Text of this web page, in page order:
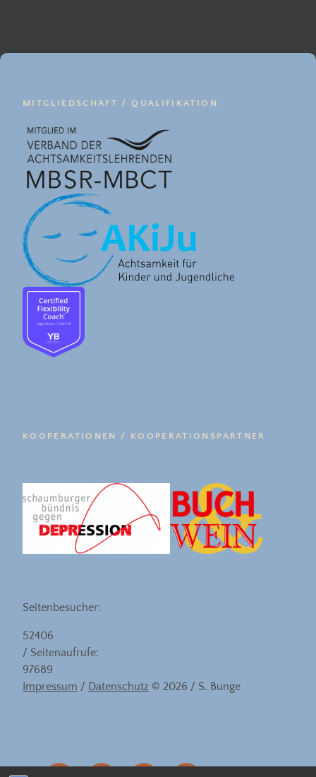
MITGLIEDSCHAFT / QUALIFIKATION
KOOPERATIONEN / KOOPERATIONSPARTNER
Seitenbesucher:
52406
/ Seitenaufrufe:
97689
Impressum / Datenschutz © 2026 / S. Bunge
eMail facebookinstagramlinkedin